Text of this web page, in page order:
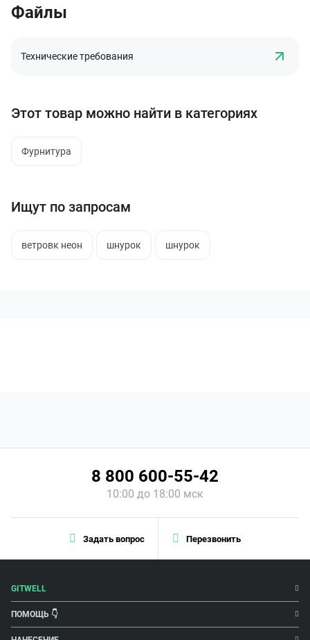
Файлы
Технические требования
Этот товар можно найти в категориях
Фурнитура
Ищут по запросам
ветровк неон шнурок шнурок
Задать вопрос Перезвонить
8 800 600-55-42
10:00 до 18:00 мск
GITWELL
ПОМОЩЬ 👇